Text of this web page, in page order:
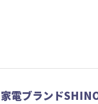
電ブランド